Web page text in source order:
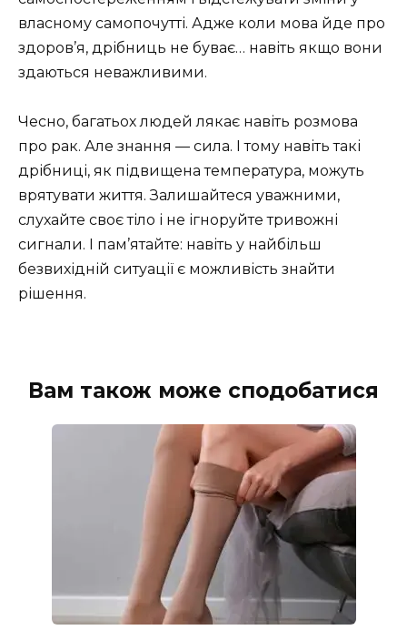
власному самопочутті. Адже коли мова йде про
здоров’я, дрібниць не буває… навіть якщо вони
здаються неважливими.
Чесно, багатьох людей лякає навіть розмова
про рак. Але знання — сила. І тому навіть такі
дрібниці, як підвищена температура, можуть
врятувати життя. Залишайтеся уважними,
слухайте своє тіло і не ігноруйте тривожні
сигнали. І пам’ятайте: навіть у найбільш
безвихідній ситуації є можливість знайти
рішення.
Вам також може сподобатися